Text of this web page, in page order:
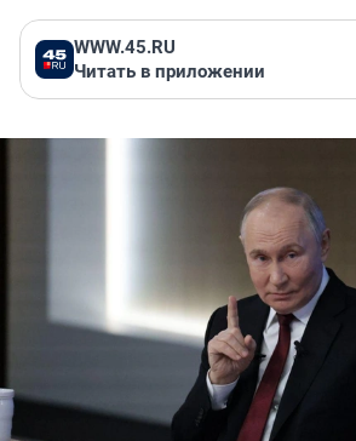
WWW.45.RU
Читать в приложении